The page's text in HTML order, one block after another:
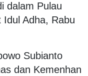
dalam Pulau
Adha, Rabu
Subianto
dan Kemenhan